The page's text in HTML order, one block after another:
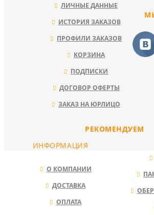
ЛИЧНЫЕ ДАННЫЕ
ИСТОРИЯ ЗАКАЗОВ
ПРОФИЛИ ЗАКАЗОВ
КОРЗИНА
ПОДПИСКИ
ДОГОВОР ОФЕРТЫ
ЗАКАЗ НА ЮРЛИЦО
РЕКОМЕНДУЕМ
ИНФОРМАЦИЯ
О КОМПАНИИ
ДОСТАВКА
ОПЛАТА